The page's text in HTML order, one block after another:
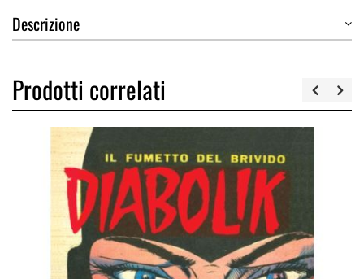
Descrizione
Prodotti correlati